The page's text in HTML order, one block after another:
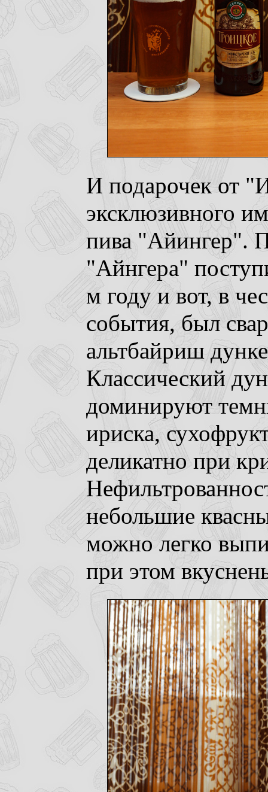
И подарочек от
эксклюзивного
пива "Айингер".
"Айнгера"
м году и вот, в
события, был
альтбайриш
Классический
доминируют
ириска,
деликатно при
небольшие
можно легко
при этом